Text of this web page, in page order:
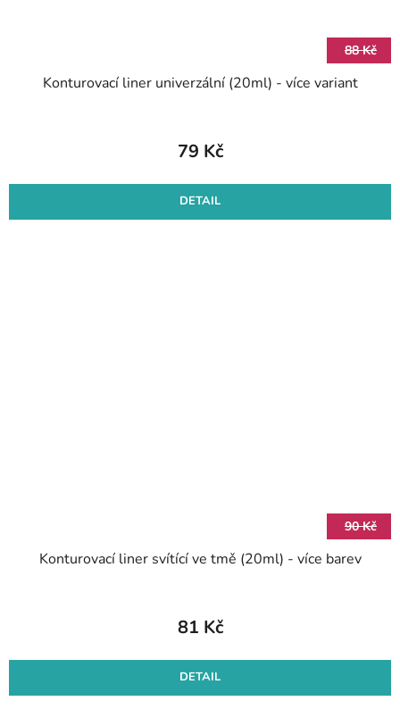
88 Kč
Konturovací liner univerzální (20ml) - více variant
79 Kč
DETAIL
90 Kč
Konturovací liner svítící ve tmě (20ml) - více barev
81 Kč
DETAIL